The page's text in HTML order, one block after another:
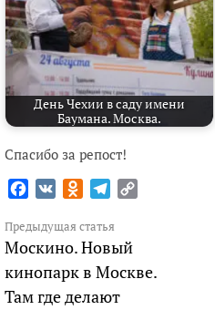
День Чехии в саду имени
Баумана. Москва.
Спасибо за репост!
Facebook
VK Odnoklassniki
Telegram
Продолжить
чтение
Предыдущая статья
Москино. Новый
кинопарк в Москве.
Там где делают